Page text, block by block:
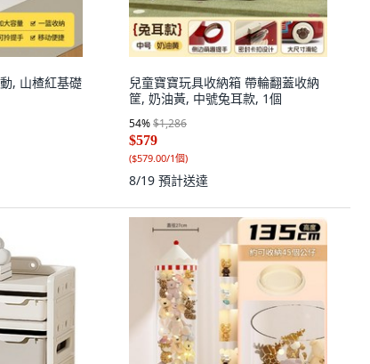
, 山楂紅基礎
兒童寶寶玩具收納箱 帶輪翻蓋收納
筐, 奶油黃, 中號兔耳款, 1個
54%$1,286
$579
($579.00/1個)
8/19 預計送達